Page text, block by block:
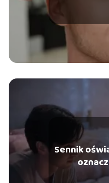
Sennik